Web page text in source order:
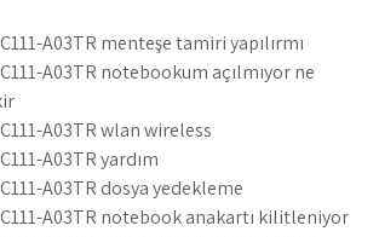
A03TR menteşe tamiri yapılırmı
A03TR notebookum açılmıyor ne
A03TR wlan wireless
A03TR yardım
A03TR dosya yedekleme
A03TR notebook anakartı kilitleniyor